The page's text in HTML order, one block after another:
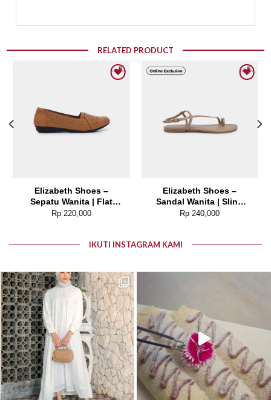
RELATED PRODUCT
Elizabeth Shoes –
Sepatu Wanita | Flat
Laser Cut 0491-0129
Rp220,000
Elizabeth Shoes –
Sandal Wanita | Sling
Back 0370-0266
Rp 240,000
IKUTI INSTAGRAM KAMI